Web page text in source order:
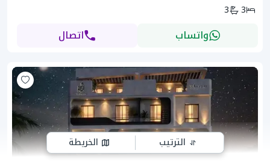
الترتيب الخريطة
3
3
واتساب اتصال